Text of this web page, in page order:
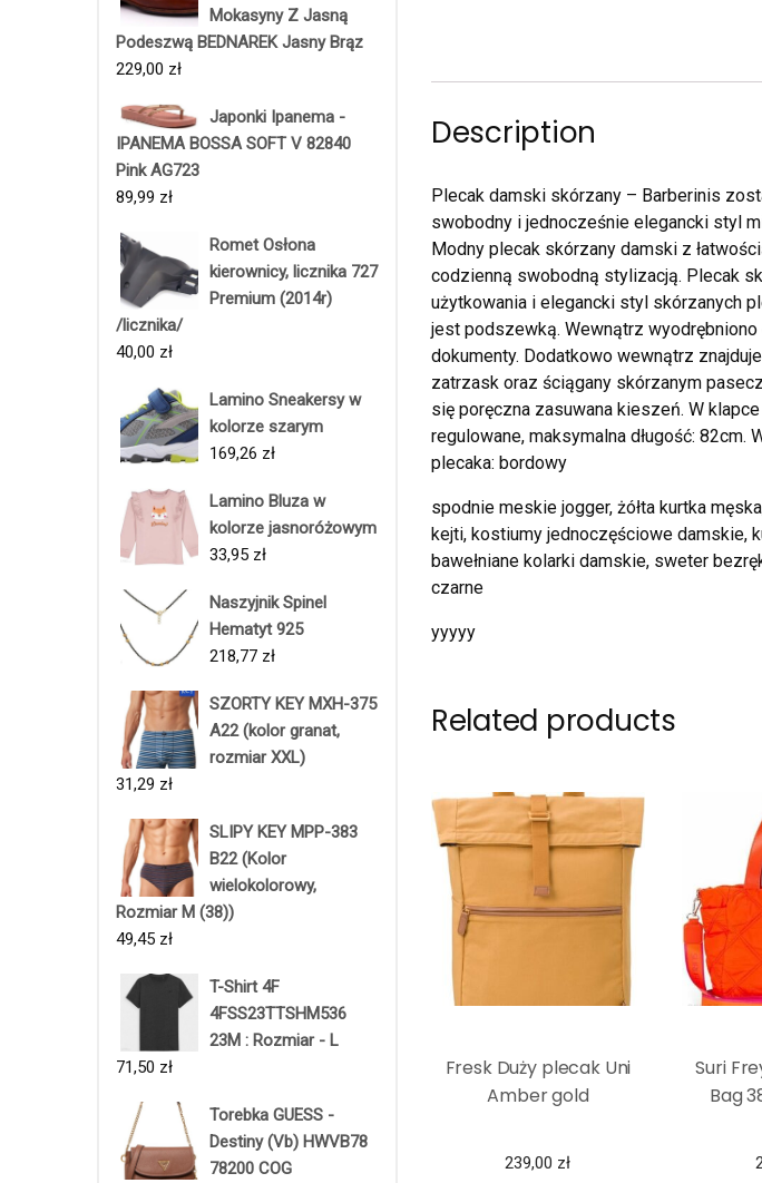
Mokasyny Z Jasną
Podeszwą BEDNAREK Jasny Brąz
229,00 zł
Japonki Ipanema -
IPANEMA BOSSA SOFT V 82840
Pink AG723
89,99 zł
Romet Osłona
kierownicy, licznika 727
Premium (2014r)
/licznika/
40,00 zł
Lamino Sneakersy w
kolorze szarym
169,26 zł
Lamino Bluza w
kolorze jasnoróżowym
33,95 zł
Naszyjnik Spinel
Hematyt 925
218,77 zł
SZORTY KEY MXH-375
A22 (kolor granat,
rozmiar XXL)
31,29 zł
SLIPY KEY MPP-383
B22 (Kolor
wielokolorowy,
Rozmiar M (38))
49,45 zł
T-Shirt 4F
4FSS23TTSHM536
23M : Rozmiar - L
71,50 zł
Torebka GUESS -
Destiny (Vb) HWVB78
78200 COG
Description
Plecak damski skórzany – Barberinis
swobodny i jednocześnie elegancki styl
Modny plecak skórzany damski z
codzienną swobodną stylizacją. Plecak
użytkowania i elegancki styl skórzanych
jest podszewką. Wewnątrz
dokumenty. Dodatkowo wewnątrz
zatrzask oraz ściągany skórzanym
się poręczna zasuwana kieszeń. W
regulowane, maksymalna długość:
plecaka: bordowy
spodnie meskie jogger, żółta kurtka
kejti, kostiumy jednoczęściowe damskie,
bawełniane kolarki damskie, sweter
czarne
yyyyy
Related products
Fresk Duży plecak Uni
Amber gold
239,00 zł
Suri
Bag